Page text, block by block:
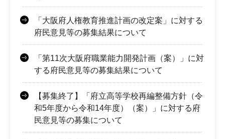
「大阪府人権教育推進計画の改定案」に対する
府民意見等の募集結果について
「第11次大阪府職業能力開発計画（案）」に対
する府民意見等の募集結果について
【募集終了】「府立高等学校再編整備方針（令
和5年度から令和14年度）（案）」に対する府
民意見等の募集について